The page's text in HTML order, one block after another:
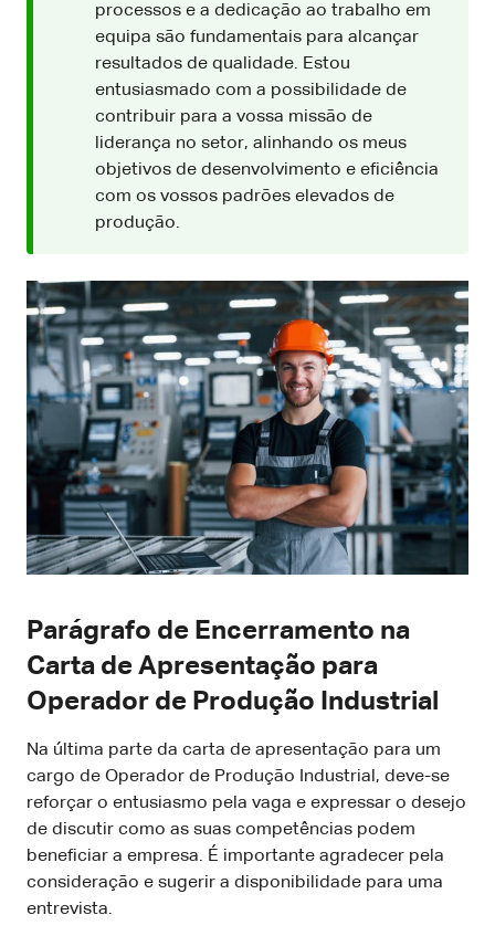
processos e a dedicação ao trabalho em
equipa são fundamentais para alcançar
resultados de qualidade. Estou
entusiasmado com a possibilidade de
contribuir para a vossa missão de
liderança no setor, alinhando os meus
objetivos de desenvolvimento e eficiência
com os vossos padrões elevados de
produção.
Parágrafo de Encerramento na
Carta de Apresentação para
Operador de Produção Industrial
Na última parte da carta de apresentação para um
cargo de Operador de Produção Industrial, deve-se
reforçar o entusiasmo pela vaga e expressar o desejo
de discutir como as suas competências podem
beneficiar a empresa. É importante agradecer pela
consideração e sugerir a disponibilidade para uma
entrevista.